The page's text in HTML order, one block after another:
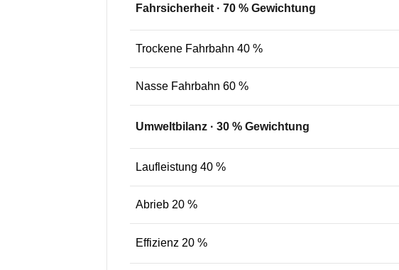
Fahrsicherheit · 70 % Gewichtung
Trockene Fahrbahn 40 %
Nasse Fahrbahn 60 %
Umweltbilanz · 30 % Gewichtung
Laufleistung 40 %
Abrieb 20 %
Effizienz 20 %